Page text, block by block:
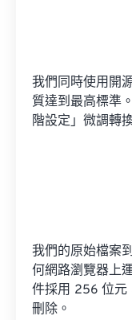
我們同時使用開
質達到最高標準
階設定」微調轉
我們的原始檔案
何網路瀏覽器上
件採用 256 位元
刪除。